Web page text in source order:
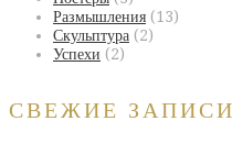
Размышления (13)
Скульптура (2)
Успехи (2)
СВЕЖИЕ ЗАПИСИ